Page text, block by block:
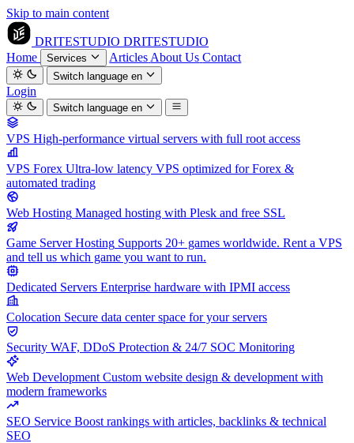
Skip to main content
DRITESTUDIO DRITESTUDIO
Home
Services Articles About Us Contact
Switch languageen
Login
Switch languageen
VPS High-performance virtual servers with full root access
VPS Forex Ultra-low latency VPS optimized for Forex &
automated trading
Web Hosting Managed hosting with Plesk and free SSL
Game Server Hosting Supports 20+ games worldwide. Rent a VPS
and tell us which game you want to run.
Dedicated Servers Enterprise hardware with IPMI access
Colocation Secure data center space for your servers
Security WAF, DDoS Protection & 24/7 SOC Monitoring
Web Development Custom website design & development with
modern frameworks
SEO Service Boost rankings with articles, backlinks & technical
SEO